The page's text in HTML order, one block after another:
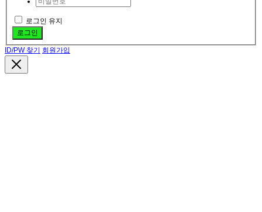
로그인 유지
로그인
ID/PW 찾기 회원가입